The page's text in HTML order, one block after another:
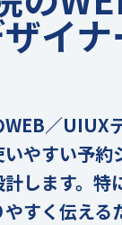
イナ
／UIUX
やすい予約
します。特
すく伝える